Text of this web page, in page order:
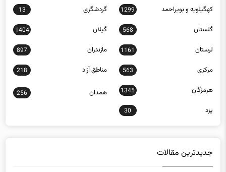
کهگیلویه و بویراحمد 1299 گردشگری 13
گلستان 568 گیلان 1404
لرستان 1161 مازندران 897
مرکزی 563 مناطق آزاد 218
هرمزگان 1345 همدان 256
یزد 30
جدیدترین مقالات